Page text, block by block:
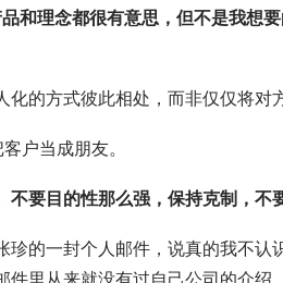
品和理念都很有意思，但不是我想
化的方式彼此相处，而非仅仅将对
户当成朋友。
不要目的性那么强，保持克制，不
珍的一封个人邮件，说真的我不
里从来就没有过自己公司的介绍